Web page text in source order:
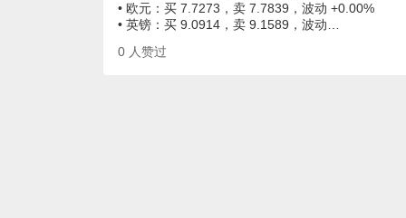
• 欧元：买 7.7273，卖 7.7839，波动 +0.00%
• 英镑：买 9.0914，卖 9.1589，波动…
0 人赞过